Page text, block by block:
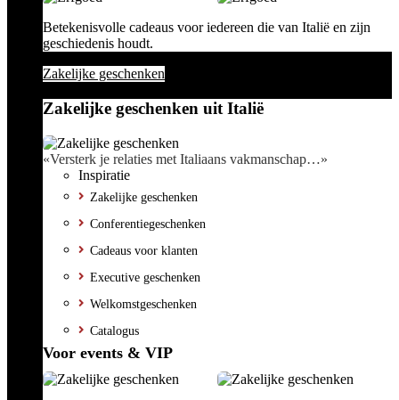
Betekenisvolle cadeaus voor iedereen die van Italië en zijn
geschiedenis houdt.
Zakelijke geschenken
Zakelijke geschenken uit Italië
«Versterk je relaties met Italiaans vakmanschap…»
Inspiratie
Zakelijke geschenken
Conferentiegeschenken
Cadeaus voor klanten
Executive geschenken
Welkomstgeschenken
Catalogus
Voor events & VIP